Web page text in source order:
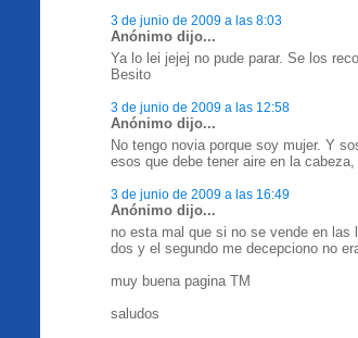
3 de junio de 2009 a las 8:03
Anónimo dijo...
Ya lo lei jejej no pude parar. Se los
Besito
3 de junio de 2009 a las 12:58
Anónimo dijo...
No tengo novia porque soy mujer. Y
esos que debe tener aire en la
3 de junio de 2009 a las 16:49
Anónimo dijo...
no esta mal que si no se vende en las
dos y el segundo me decepciono no
muy buena pagina TM
saludos